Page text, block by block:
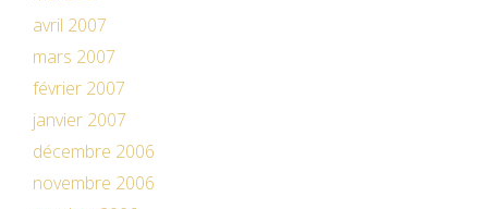
avril 2007
mars 2007
février 2007
janvier 2007
décembre 2006
novembre 2006